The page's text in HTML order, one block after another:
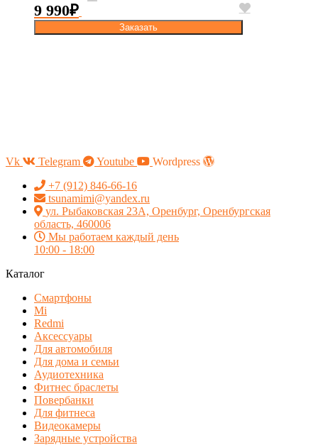
9 990₽
Заказать
Vk Telegram Youtube
Wordpress
+7 (912) 846-66-16
tsunamimi@yandex.ru
ул. Рыбаковская 23А, Оренбург, Оренбургская
область, 460006
Мы работаем каждый день
10:00 - 18:00
Каталог
Смартфоны
Mi
Redmi
Аксессуары
Для автомобиля
Для дома и семьи
Аудиотехника
Фитнес браслеты
Повербанки
Для фитнеса
Видеокамеры
Зарядные устройства